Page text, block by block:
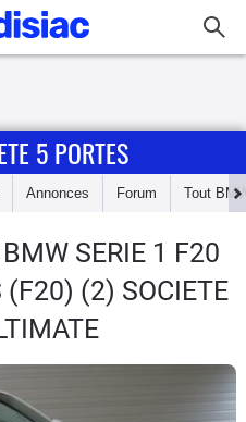
5 PORTES
Annonces Forum Tout
SERIE 1 F20
(F20) (2) SOCIETE